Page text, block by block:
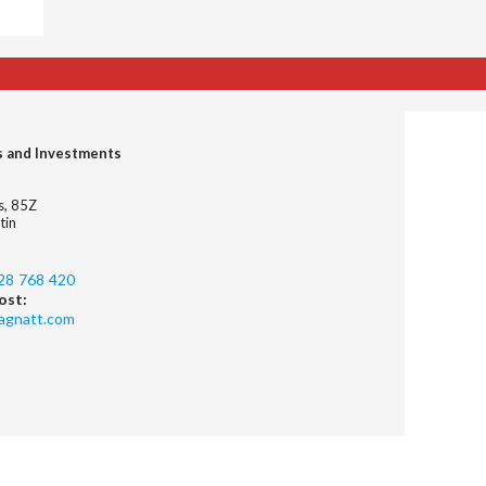
and Investments
85Z
768 420